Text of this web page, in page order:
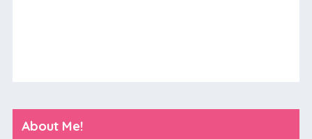
About Me!